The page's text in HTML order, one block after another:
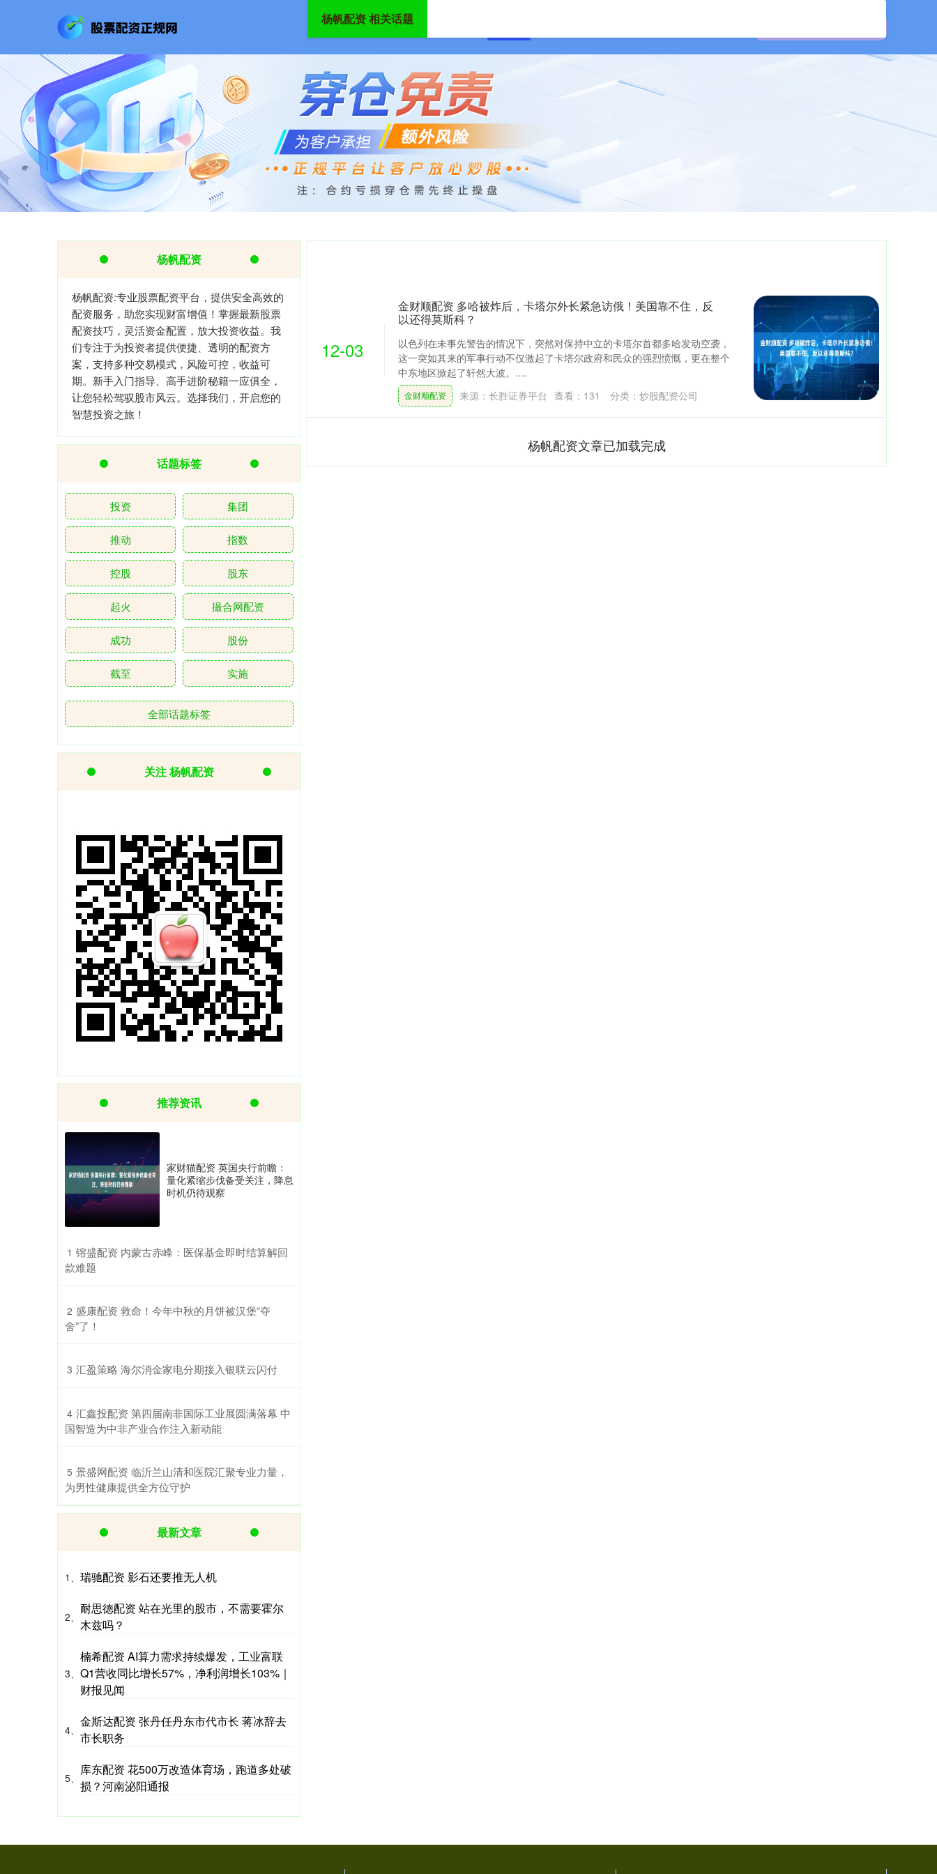
杨帆配资 相关话题
12-03
金财顺配资 多哈被炸后，卡塔尔外长紧急访俄！美国靠不住，反
以还得莫斯科？
以色列在未事先警告的情况下，突然对保持中立的卡塔尔首都多哈发动空袭，
这一突如其来的军事行动不仅激起了卡塔尔政府和民众的强烈愤慨，更在整个
中东地区掀起了轩然大波。....
金财顺配资 来源：长胜证券平台 查看： 131 分类： 炒股配资公司
杨帆配资文章已加载完成
杨帆配资
杨帆配资:专业股票配资平台，提供安全高效的
配资服务，助您实现财富增值！掌握最新股票
配资技巧，灵活资金配置，放大投资收益。我
们专注于为投资者提供便捷、透明的配资方
案，支持多种交易模式，风险可控，收益可
期。新手入门指导、高手进阶秘籍一应俱全，
让您轻松驾驭股市风云。选择我们，开启您的
智慧投资之旅！
话题标签
投资 集团
推动 指数
控股 股东
起火 撮合网配资
成功 股份
截至 实施
全部话题标签
关注 杨帆配资
推荐资讯
家财猫配资 英国央行前瞻：
量化紧缩步伐备受关注，降息
时机仍待观察
1 ​镕盛配资 内蒙古赤峰：医保基金即时结算解回
款难题
2 ​盛康配资 救命！今年中秋的月饼被汉堡“夺
舍”了！
3 ​汇盈策略 海尔消金家电分期接入银联云闪付
4 ​汇鑫投配资 第四届南非国际工业展圆满落幕 中
国智造为中非产业合作注入新动能
5 ​景盛网配资 临沂兰山清和医院汇聚专业力量，
为男性健康提供全方位守护
最新文章
1、 瑞驰配资 影石还要推无人机
2、
耐思徳配资 站在光里的股市，不需要霍尔
木兹吗？
3、
楠希配资 AI算力需求持续爆发，工业富联
Q1营收同比增长57%，净利润增长103%｜
财报见闻
4、
金斯达配资 张丹任丹东市代市长 蒋冰辞去
市长职务
5、
库东配资 花500万改造体育场，跑道多处破
损？河南泌阳通报